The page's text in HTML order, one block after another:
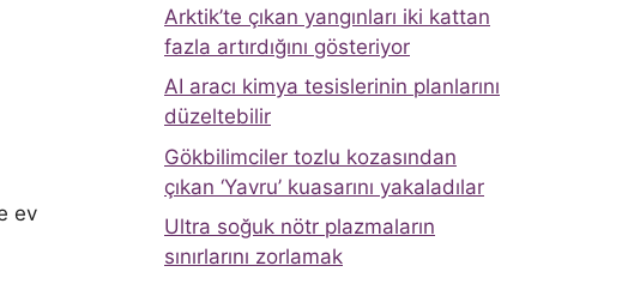
ev
Arktik’te çıkan yangınları iki kattan
fazla artırdığını gösteriyor
AI aracı kimya tesislerinin planlarını
düzeltebilir
Gökbilimciler tozlu kozasından
çıkan ‘Yavru’ kuasarını yakaladılar
Ultra soğuk nötr plazmaların
sınırlarını zorlamak